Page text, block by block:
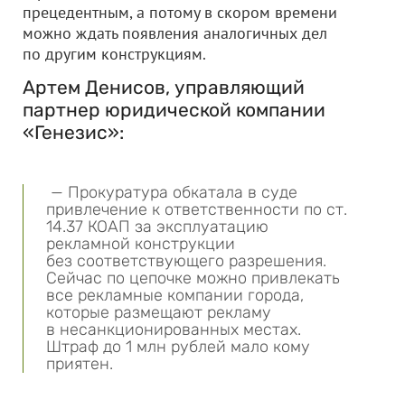
прецедентным, а потому в скором времени
можно ждать появления аналогичных дел
по другим конструкциям.
Артем Денисов, управляющий
партнер юридической компании
«Генезис»:
— Прокуратура обкатала в суде
привлечение к ответственности по ст.
14.37 КОАП за эксплуатацию
рекламной конструкции
без соответствующего разрешения.
Сейчас по цепочке можно привлекать
все рекламные компании города,
которые размещают рекламу
в несанкционированных местах.
Штраф до 1 млн рублей мало кому
приятен.